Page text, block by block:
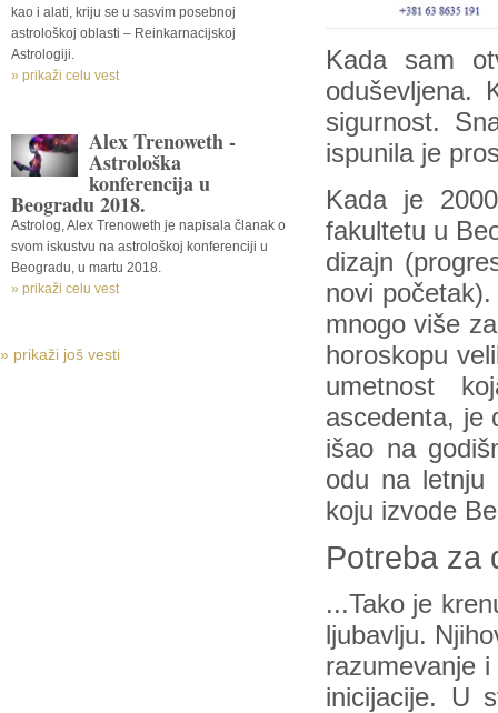
kao i alati, kriju se u sasvim posebnoj
astrološkoj oblasti – Reinkarnacijskoj
Astrologiji.
» prikaži celu vest
Alex Trenoweth -
Astrološka
konferencija u
Beogradu 2018.
Astrolog, Alex Trenoweth je napisala članak o
svom iskustvu na astrološkoj konferenciji u
Beogradu, u martu 2018.
» prikaži celu vest
» prikaži još vesti
Kada sam
oduševljena.
sigurnost.
ispunila je
Kada je
fakultetu u
dizajn
novi
mnogo više
horoskopu
umetnost
ascedenta, je
išao na
odu na letnju
koju izvode
Potreba za
...Tako je
ljubavlju.
razumevanje
inicijacije. U